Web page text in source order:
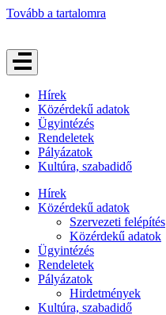
Tovább a tartalomra
Hírek
Közérdekű adatok
Ügyintézés
Rendeletek
Pályázatok
Kultúra, szabadidő
Hírek
Közérdekű adatok
Szervezeti felépítés
Közérdekű adatok
Ügyintézés
Rendeletek
Pályázatok
Hirdetmények
Kultúra, szabadidő